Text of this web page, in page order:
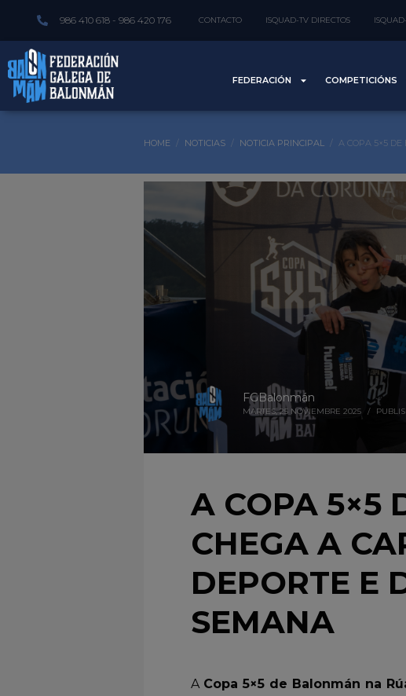
986 410 618 - 986 420 176 CONTACTO ISQUAD-TV DIRECTOS
FEDERACIÓN COMPETICIÓNS
HOME NOTICIAS NOTICIA PRINCIPAL A COPA 5×5
FGBalonmán
MARTES, 25 NOVIEMBRE 2025 /
A COPA 5×5
CHEGA A
DEPORTE E
SEMANA
A Copa 5×5 de Balonmán na